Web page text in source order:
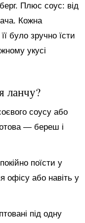
Плюс соус: від
Кожна
було зручно їсти
укусі
ланчу?
соусу або
— береш і
поїсти у
офісу або навіть у
під одну